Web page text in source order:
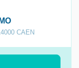
CAEN